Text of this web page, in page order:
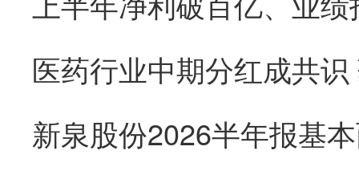
医药行业中期分红成共